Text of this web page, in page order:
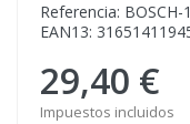
Referencia:
EAN13:
29,40 €
Impuestos incluidos